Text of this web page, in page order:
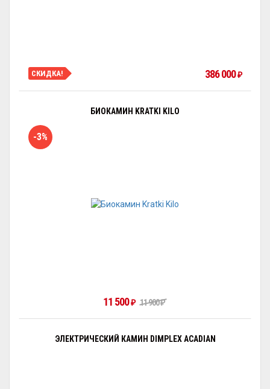
СКИДКА! 386 000₽
БИОКАМИН KRATKI KILO
-3%
11 500₽ 11 900₽
ЭЛЕКТРИЧЕСКИЙ КАМИН DIMPLEX ACADIAN